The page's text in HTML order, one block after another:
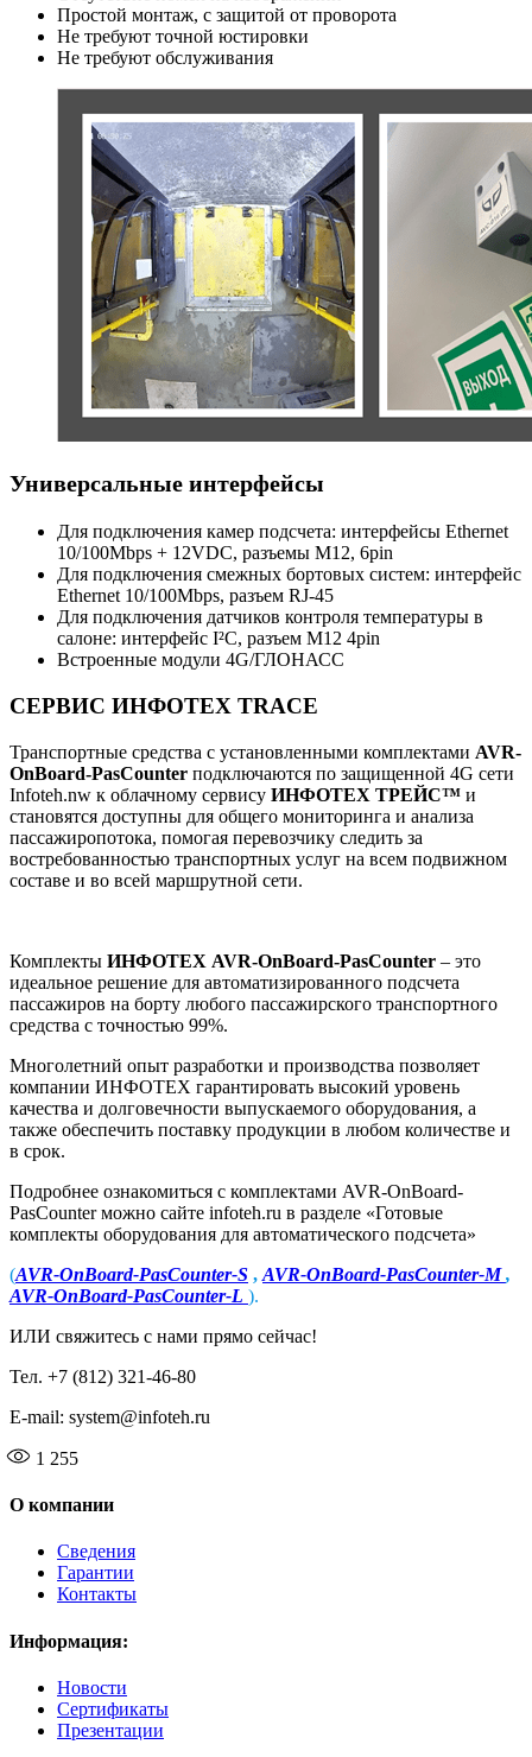
Простой монтаж, с защитой от проворота
Не требуют точной юстировки
Не требуют обслуживания
Универсальные интерфейсы
Для подключения камер подсчета: интерфейсы Ethernet
10/100Mbps + 12VDC, разъемы M12, 6pin
Для подключения смежных бортовых систем: интерфейс
Ethernet 10/100Mbps, разъем RJ-45
Для подключения датчиков контроля температуры в
салоне: интерфейс I²C, разъем M12 4pin
Встроенные модули 4G/ГЛОНАСС
СЕРВИС ИНФОТЕХ TRACE
Транспортные средства с установленными комплектами AVR-
OnBoard-PasCounter подключаются по защищенной 4G сети
Infoteh.nw к облачному сервису ИНФОТЕХ ТРЕЙС™ и
становятся доступны для общего мониторинга и анализа
пассажиропотока, помогая перевозчику следить за
востребованностью транспортных услуг на всем подвижном
составе и во всей маршрутной сети.
Комплекты ИНФОТЕХ AVR-OnBoard-PasCounter – это
идеальное решение для автоматизированного подсчета
пассажиров на борту любого пассажирского транспортного
средства с точностью 99%.
Многолетний опыт разработки и производства позволяет
компании ИНФОТЕХ гарантировать высокий уровень
качества и долговечности выпускаемого оборудования, а
также обеспечить поставку продукции в любом количестве и
в срок.
Подробнее ознакомиться с комплектами AVR-OnBoard-
PasCounter можно сайте infoteh.ru в разделе «Готовые
комплекты оборудования для автоматического подсчета»
(AVR-OnBoard-PasCounter-S , AVR-OnBoard-PasCounter-M,
AVR-OnBoard-PasCounter-L ).
ИЛИ свяжитесь с нами прямо сейчас!
Тел. +7 (812) 321-46-80
E-mail: system@infoteh.ru
1 255
О компании
Сведения
Гарантии
Контакты
Информация:
Новости
Сертификаты
Презентации